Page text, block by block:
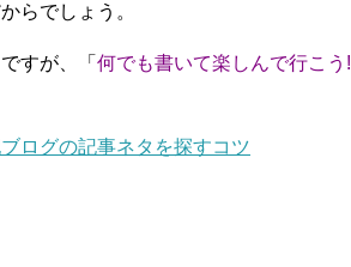
らでしょう。
すが、「 何でも書いて楽しんで行こう!
ログの記事ネタを探すコツ